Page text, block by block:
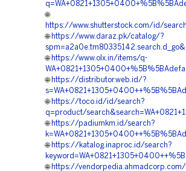
🌐
https://www.shutterstock.com/id/
🌐 https://www.daraz.pk/catalog/?
🌐 https://www.olx.in/items/q-
🌐 https://distributor.web.id/?
🌐 https://toco.id/id/search?
q=product/
🌐 https://padiumkm.id/search?
🌐 https://katalog.inaproc.id/search?
🌐 https://vendorpedia.ahmadcorp.com/